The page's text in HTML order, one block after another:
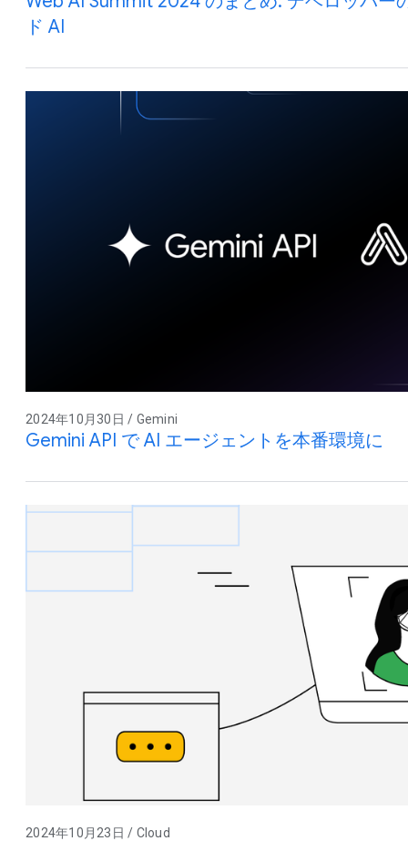
ド AI
2024年10月30日 / Gemini
Gemini API で AI エージェントを本番環境に
2024年10月23日 / Cloud